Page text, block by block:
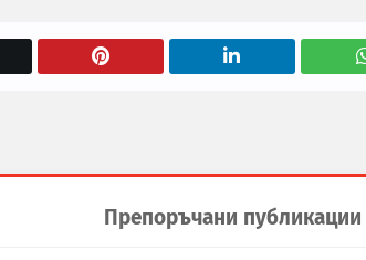
Препоръчани публикации